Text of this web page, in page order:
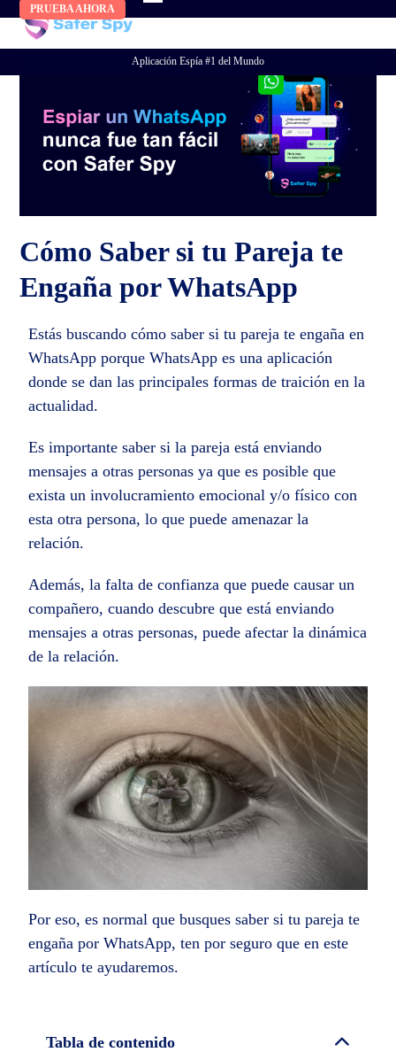
content
PRUEBA AHORA
Aplicación Espía #1 del Mundo
Cómo Saber si tu Pareja te
Engaña por WhatsApp
Estás buscando cómo saber si tu pareja te engaña en
WhatsApp porque WhatsApp es una aplicación
donde se dan las principales formas de traición en la
actualidad.
Es importante saber si la pareja está enviando
mensajes a otras personas ya que es posible que
exista un involucramiento emocional y/o físico con
esta otra persona, lo que puede amenazar la
relación.
Además, la falta de confianza que puede causar un
compañero, cuando descubre que está enviando
mensajes a otras personas, puede afectar la dinámica
de la relación.
Por eso, es normal que busques saber si tu pareja te
engaña por WhatsApp, ten por seguro que en este
artículo te ayudaremos.
Tabla de contenido